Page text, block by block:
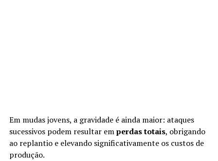
Em mudas jovens, a gravidade é ainda maior: ataques
sucessivos podem resultar emperdas totais, obrigando
ao replantio e elevando significativamente os custos de
produção.